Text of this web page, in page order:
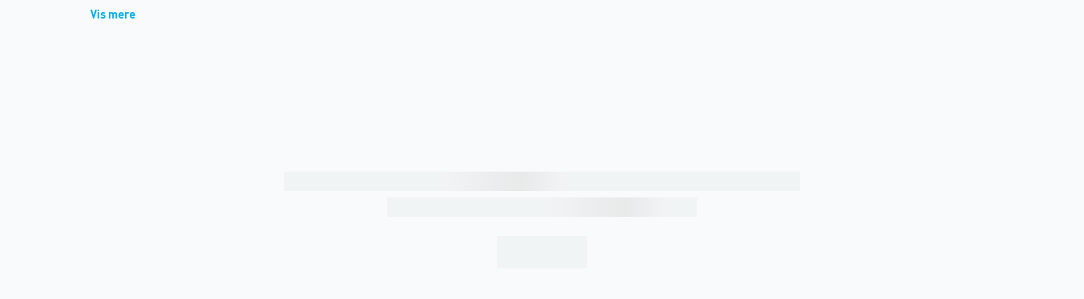
Vis mere